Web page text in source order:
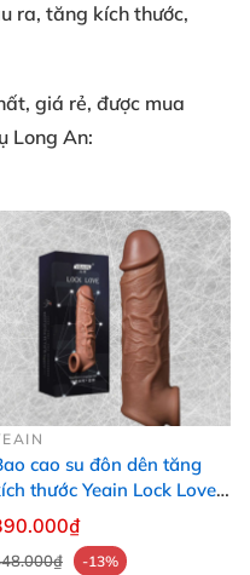
ra, tăng kích thước,
, giá rẻ, được mua
Long An:
cao su đôn dên tăng
thước Yeain Lock Love
-13%